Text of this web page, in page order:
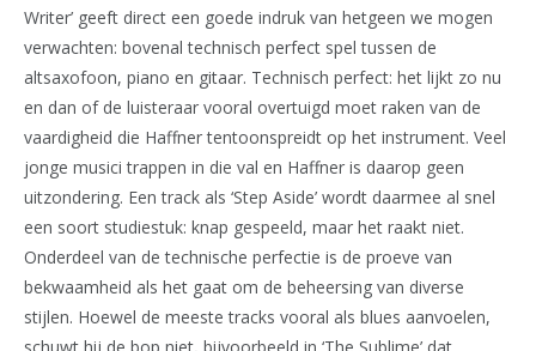
Writer’ geeft direct een goede indruk van hetgeen we mogen
verwachten: bovenal technisch perfect spel tussen de
altsaxofoon, piano en gitaar. Technisch perfect: het lijkt zo nu
en dan of de luisteraar vooral overtuigd moet raken van de
vaardigheid die Haffner tentoonspreidt op het instrument. Veel
jonge musici trappen in die val en Haffner is daarop geen
uitzondering. Een track als ‘Step Aside’ wordt daarmee al snel
een soort studiestuk: knap gespeeld, maar het raakt niet.
Onderdeel van de technische perfectie is de proeve van
bekwaamheid als het gaat om de beheersing van diverse
stijlen. Hoewel de meeste tracks vooral als blues aanvoelen,